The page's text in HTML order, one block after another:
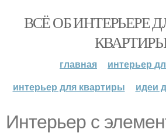
ВСЁ ОБ ИНТЕРЬЕРЕ
главная
интерьер
интерьер для квартиры
идеи
Интерьер с